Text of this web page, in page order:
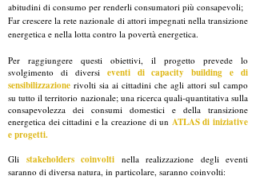
abitudini di consumo per renderli consumatori più consapevoli;
Far crescere la rete nazionale di attori impegnati nella transizione
energetica e nella lotta contro la povertà energetica.
Per raggiungere questi obiettivi, il progetto prevede lo
svolgimento di diversi eventi di capacity building e di
sensibilizzazione rivolti sia ai cittadini che agli attori sul campo
su tutto il territorio nazionale; una ricerca quali-quantitativa sulla
consapevolezza dei consumi domestici e della transizione
energetica dei cittadini e la creazione di un ATLAS di iniziative
e progetti.
Gli stakeholders coinvolti nella realizzazione degli eventi
saranno di diversa natura, in particolare, saranno coinvolti: